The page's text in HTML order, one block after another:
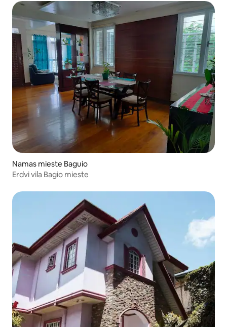
Namas mieste Baguio
Erdvi vila Bagio mieste